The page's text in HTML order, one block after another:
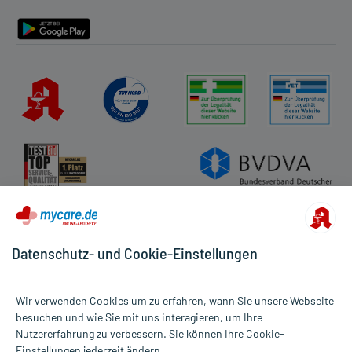
Alle Preise gelten inkl. MwSt., ggf. zzgl. Versandkosten
Datenschutz- und Cookie-Einstellungen
Wir verwenden Cookies um zu erfahren, wann Sie unsere Webseite
besuchen und wie Sie mit uns interagieren, um Ihre
Nutzererfahrung zu verbessern. Sie können Ihre Cookie-